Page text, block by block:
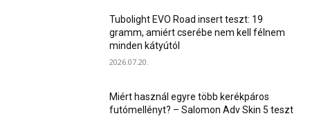
Tubolight EVO Road insert teszt: 19
gramm, amiért cserébe nem kell félnem
minden kátyútól
2026.07.20.
Miért használ egyre több kerékpáros
futómellényt? – Salomon Adv Skin 5 teszt